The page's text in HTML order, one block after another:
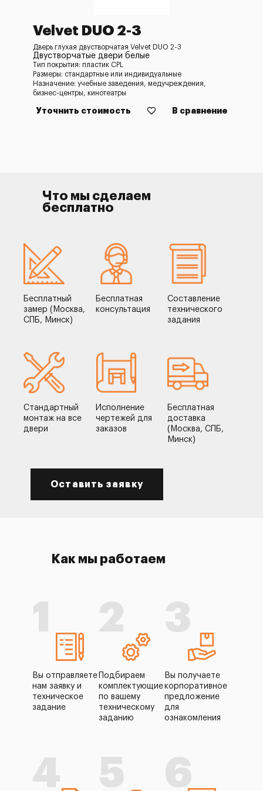
Velvet DUO 2-3
Дверь глухая двустворчатая Velvet DUO 2-3
Двустворчатые двери белые
Тип покрытия: пластик CPL
Размеры: стандартные или индивидуальные
Назначение: учебные заведения, медучреждения,
бизнес-центры, кинотеатры
Уточнить стоимость В сравнение
Что мы сделаем
бесплатно
Бесплатный
замер (Москва,
СПБ, Минск)
Бесплатная
консультация
Составление
технического
задания
Стандартный
монтаж на все
двери
Исполнение
чертежей для
заказов
Бесплатная
доставка
(Москва, СПБ,
Минск)
Оставить заявку
Как мы работаем
1
Вы отправляете
нам заявку и
техническое
задание
2
Подбираем
комплектующие
по вашему
техническому
заданию
3
Вы получаете
корпоративное
предложение
для
ознакомления
4 5 6